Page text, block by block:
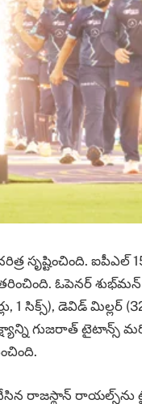
సృష్టించింది.
ఓపెనర్‌ శుభ్‌మన్‌
1 సిక్స్‌), డెవిడ్‌ మిల్లర్‌
గుజరాత్‌ టైటాన్స్‌
రాజస్థాన్‌ రాయల్స్‌ను